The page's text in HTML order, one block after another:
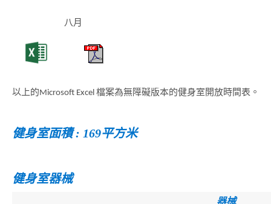
八月
以上的Microsoft Excel 檔案為無障礙版本的健身室開放時間表。
健身室面積 : 169平方米
健身室器械
器械